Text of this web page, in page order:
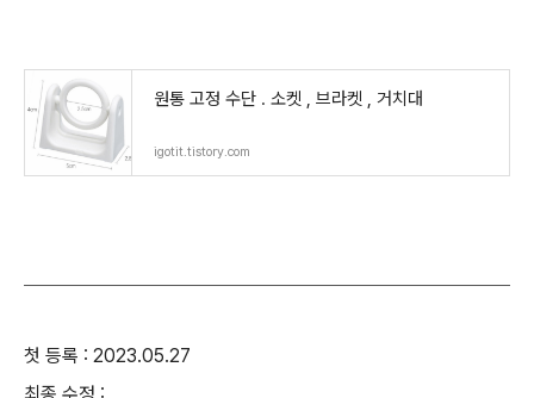
원통 고정 수단 . 소켓 , 브라켓 , 거치대
igotit.tistory.com
첫 등록 : 2023.05.27